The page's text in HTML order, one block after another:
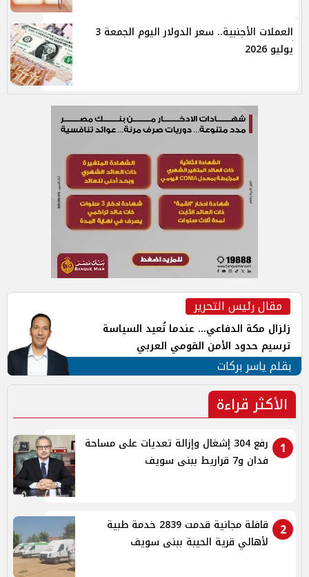
العملات الأجنبية.. سعر الدولار اليوم الجمعة 3
يوليو 2026
مقال رئيس التحرير
زلزال مكة الدفاعي... عندما تُعيد السياسة
ترسيم حدود الأمن القومي العربي
بقلم ياسر بركات
الأكثر قراءة
1
رفع 304 إشغال وإزالة تعديات على مساحة
فدان و7 قراريط ببنى سويف
2
قافلة مجانية قدمت 2839 خدمة طبية
لأهالي قرية الحيبة ببنى سويف